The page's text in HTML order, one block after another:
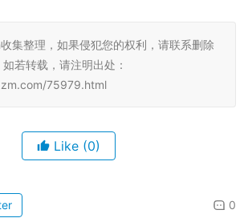
集整理，如果侵犯您的权利，请联系删除
如若转载，请注明出处：
75979.html
Like (0)
0